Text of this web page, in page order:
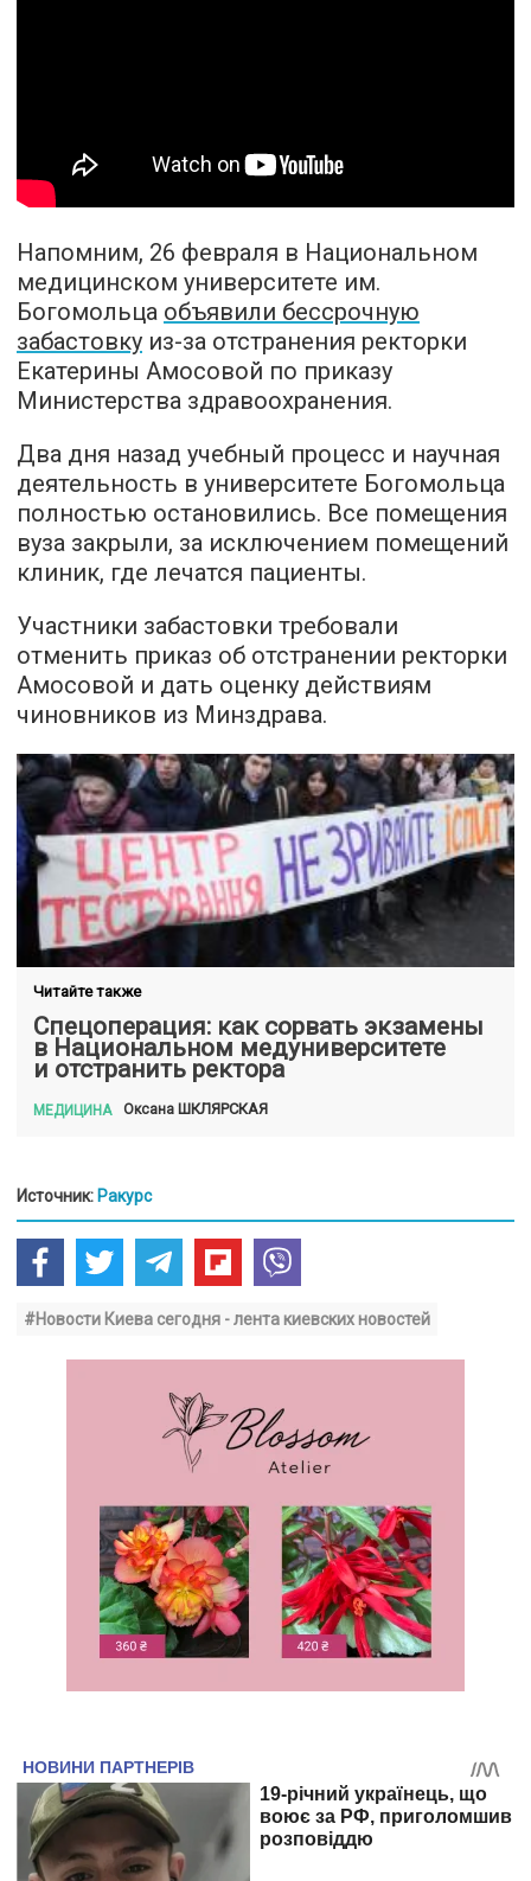
Напомним, 26 февраля в Национальном
медицинском университете им.
Богомольца объявили бессрочную
забастовку из-за отстранения ректорки
Екатерины Амосовой по приказу
Министерства здравоохранения.
Два дня назад учебный процесс и научная
деятельность в университете Богомольца
полностью остановились. Все помещения
вуза закрыли, за исключением помещений
клиник, где лечатся пациенты.
Участники забастовки требовали
отменить приказ об отстранении ректорки
Амосовой и дать оценку действиям
чиновников из Минздрава.
Читайте также
Спецоперация: как сорвать экзамены
в Национальном медуниверситете
и отстранить ректора
МЕДИЦИНА Оксана ШКЛЯРСКАЯ
Источник: Ракурс
#Новости Киева сегодня - лента киевских новостей